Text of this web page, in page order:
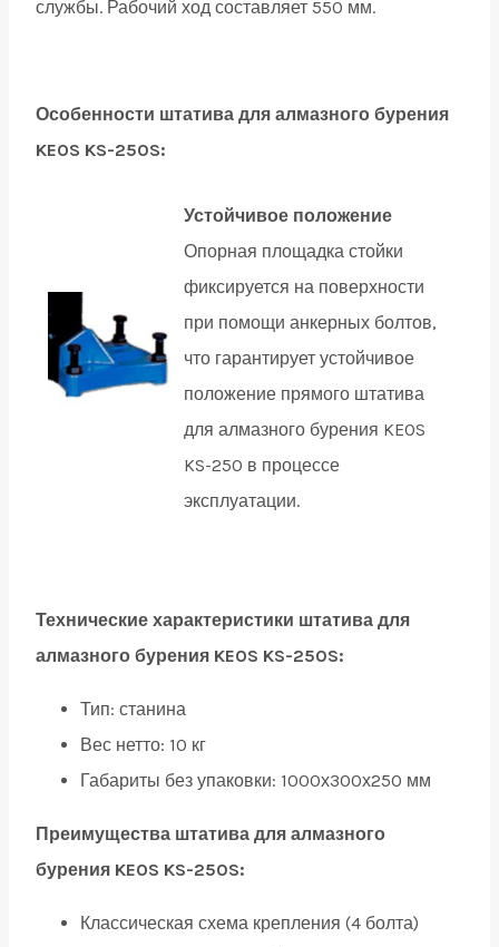
службы. Рабочий ход составляет 550 мм.
Особенности штатива для алмазного бурения
KEOS KS-250S:
Устойчивое положение
Опорная площадка стойки
фиксируется на поверхности
при помощи анкерных болтов,
что гарантирует устойчивое
положение прямого штатива
для алмазного бурения KEOS
KS-250 в процессе
эксплуатации.
Технические характеристики штатива для
алмазного бурения KEOS KS-250S:
Тип: станина
Вес нетто: 10 кг
Габариты без упаковки: 1000х300х250 мм
Преимущества штатива для алмазного
бурения KEOS KS-250S:
Классическая схема крепления (4 болта)